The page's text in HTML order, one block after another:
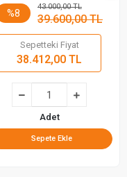
%8
43.000,00 TL
39.600,00 TL
Sepetteki Fiyat
38.412,00 TL
Adet
Sepete Ekle